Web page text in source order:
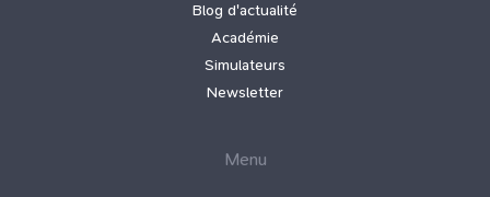
Blog d'actualité
Académie
Simulateurs
Newsletter
Menu